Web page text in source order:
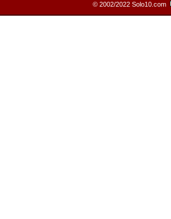
© 2002/2022 Solo10.com